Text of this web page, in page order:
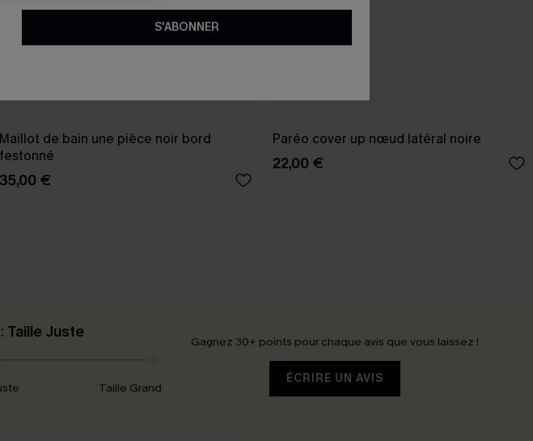
Maillot de bain une pièce noir bord
festonné
35,00 €
Paréo cover up nœud latéral noire
22,00 €
Taille Juste
Taille Grand
Gagnez 30+ points pour chaque avis que vous laissez !
ÉCRIRE UN AVIS
S'ABONNER